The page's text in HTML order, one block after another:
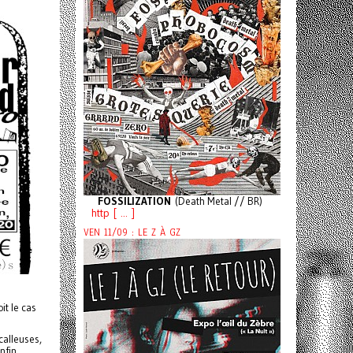
le cas
FOSSILIZATION (Death Metal // BR)
http [ ... ]
VEN 11/09 : LE Z À GZ